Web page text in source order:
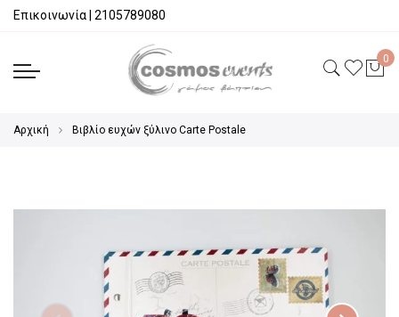
Επικοινωνία 2105789080
Αρχική Βιβλίο ευχών ξύλινο Carte Postale